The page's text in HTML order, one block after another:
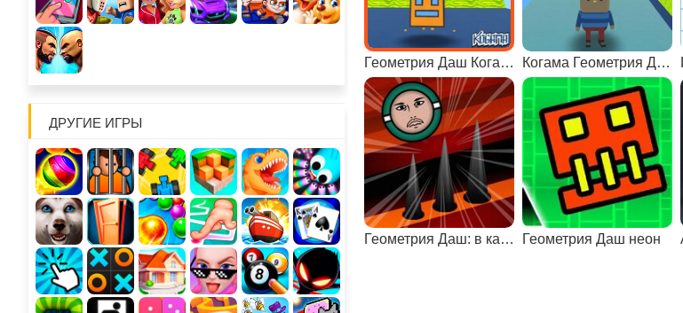
ДРУГИЕ ИГРЫ
Геометрия Даш Когама Когама Геометрия Даш
Геометрия Даш: в кальмара Геометрия Даш неон